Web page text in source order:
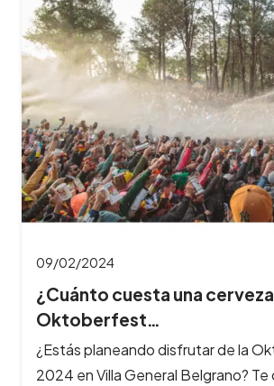
09/02/2024
¿Cuánto cuesta una
Oktoberfest…
¿Estás planeando disfrutar de la
2024 en Villa General Belgrano?